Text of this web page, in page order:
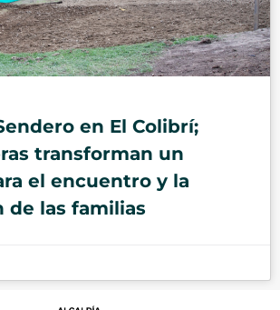
en El Colibrí;
transforman un
el encuentro y la
de las familias